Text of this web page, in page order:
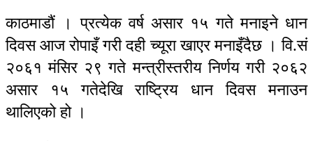
काठमाडौं । प्रत्येक वर्ष असार १५ गते मनाइने धान
दिवस आज रोपाइँ गरी दही च्यूरा खाएर मनाइँदैछ । वि.सं
२०६१ मंसिर २९ गते मन्त्रीस्तरीय निर्णय गरी २०६२
असार १५ गतेदेखि राष्ट्रिय धान दिवस मनाउन
थालिएको हो ।